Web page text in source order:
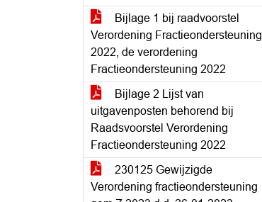
Bijlage 1 bij raadvoorstel
Verordening Fractieondersteuning
2022, de verordening
Fractieondersteuning 2022
Bijlage 2 Lijst van
uitgavenposten behorend bij
Raadsvoorstel Verordening
Fractieondersteuning 2022
230125 Gewijzigde
Verordening fractieondersteuning